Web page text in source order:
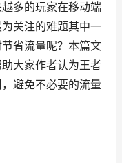
多的玩家在移动端
关注的难题其中一
省流量呢？本篇文
大家作者认为王者
避免不必要的流量